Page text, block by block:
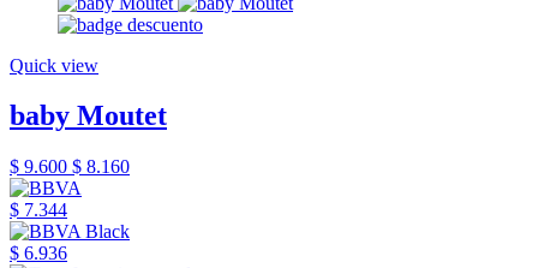
Quick view
baby Moutet
$ 9.600 $ 8.160
$ 7.344
$ 6.936